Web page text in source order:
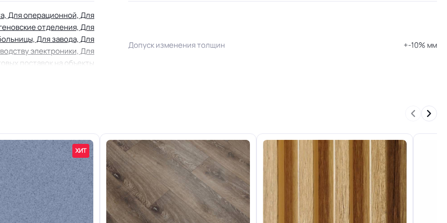
Для операционной, Для
отделения, Для
Для завода, Для
электроники, Для
поставок на объекты
Допуск изменения толщин +-10% мм
34/43 кл.
Группа F Устойчивость к химии Отличная
Однослойный Защитный слой
+-10% мкм Доп. защита рабочего слоя
ХИТ